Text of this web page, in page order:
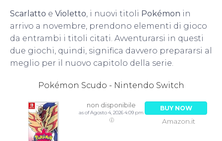
Scarlatto e Violetto, i nuovi titoli Pokémon in
arrivo a novembre, prendono elementi di gioco
da entrambi i titoli citati. Avventurarsi in questi
due giochi, quindi, significa davvero prepararsi al
meglio per il nuovo capitolo della serie.
Pokémon Scudo - Nintendo Switch
non disponibile
as of Agosto 4, 2026 4:09 pm
BUY NOW
Amazon.it